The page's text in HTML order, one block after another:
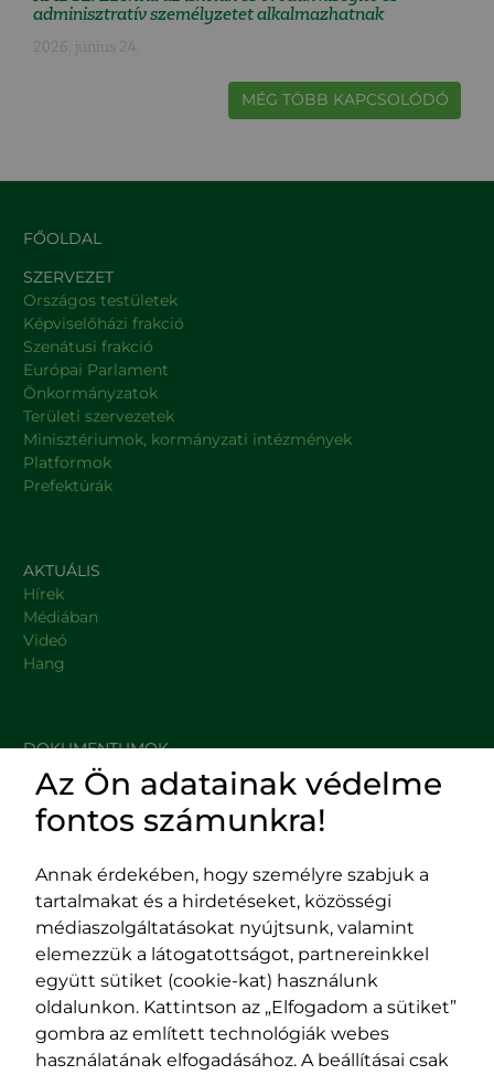
adminisztratív személyzetet alkalmazhatnak
2026. június 24.
MÉG TÖBB KAPCSOLÓDÓ
FŐOLDAL
SZERVEZET
Országos testületek
Képviselőházi frakció
Szenátusi frakció
Európai Parlament
Önkormányzatok
Területi szervezetek
Minisztériumok, kormányzati intézmények
Platformok
Prefektúrák
AKTUÁLIS
Hírek
Médiában
Videó
Hang
DOKUMENTUMOK
HASZNOS LINKEK
Impresszum
Adatvédelmi szabályzat
EPP program
400029 Kolozsvár,
Fürdő (Card. Iuliu Hossu) utca, 41.
szám
tel/fax:0723 250 321
Majális utca, 60.
szám
tel/fax:0264 590 758
Az Ön adatainak védelme
fontos számunkra!
Annak érdekében, hogy személyre szabjuk a
tartalmakat és a hirdetéseket, közösségi
médiaszolgáltatásokat nyújtsunk, valamint
elemezzük a látogatottságot, partnereinkkel
együtt sütiket (cookie-kat) használunk
oldalunkon. Kattintson az „Elfogadom a sütiket”
gombra az említett technológiák webes
használatának elfogadásához. A beállításai csak